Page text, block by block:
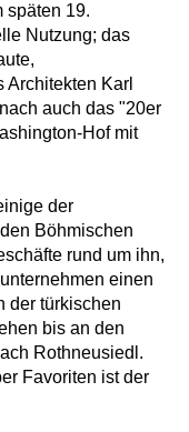
späten 19.
Nutzung; das
Karl
auch das "20er
Hof mit
der
Böhmischen
rund um ihn,
einen
der türkischen
bis an den
Rothneusiedl.
Favoriten ist der